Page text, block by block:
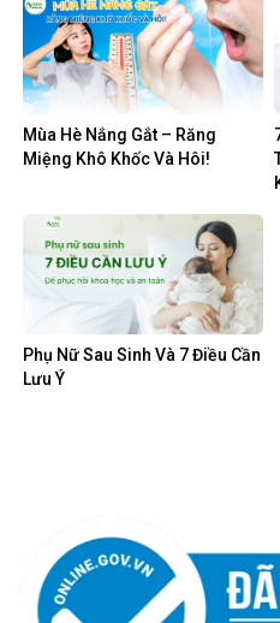
Mùa Hè Nắng Gắt – Răng
Miệng Khô Khốc Và Hôi!
Phụ Nữ Sau Sinh Và 7 Điều Cần
Lưu Ý